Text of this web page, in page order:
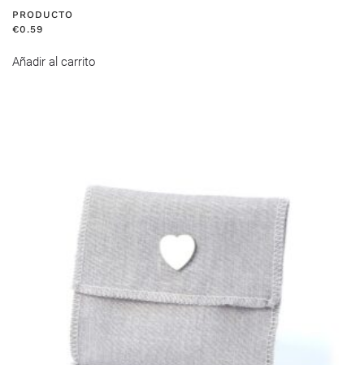
PRODUCTO
€0.59
Añadir al carrito